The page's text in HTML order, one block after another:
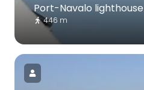
Port-Navalo lighthouse
446 m